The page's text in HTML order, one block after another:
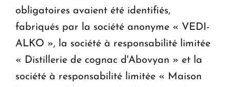
obligatoires avaient été identifiés,
fabriqués par la société anonyme « VEDI-
ALKO », la société à responsabilité limitée
« Distillerie de cognac d'Abovyan » et la
société à responsabilité limitée « Maison